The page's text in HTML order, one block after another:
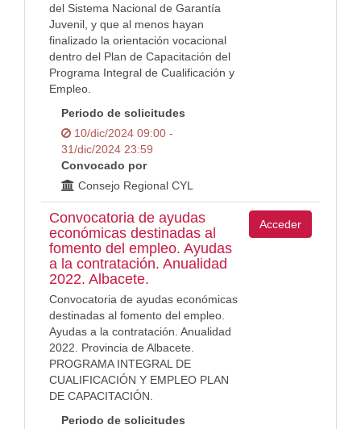
del Sistema Nacional de Garantía
Juvenil, y que al menos hayan
finalizado la orientación vocacional
dentro del Plan de Capacitación del
Programa Integral de Cualificación y
Empleo.
Periodo de solicitudes
10/dic/2024 09:00 -
31/dic/2024 23:59
Convocado por
Consejo Regional CYL
Convocatoria de ayudas
económicas destinadas al
fomento del empleo. Ayudas
a la contratación. Anualidad
2022. Albacete.
Convocatoria de ayudas económicas
destinadas al fomento del empleo.
Ayudas a la contratación. Anualidad
2022. Provincia de Albacete.
PROGRAMA INTEGRAL DE
CUALIFICACIÓN Y EMPLEO PLAN
DE CAPACITACIÓN.
Periodo de solicitudes
Acceder